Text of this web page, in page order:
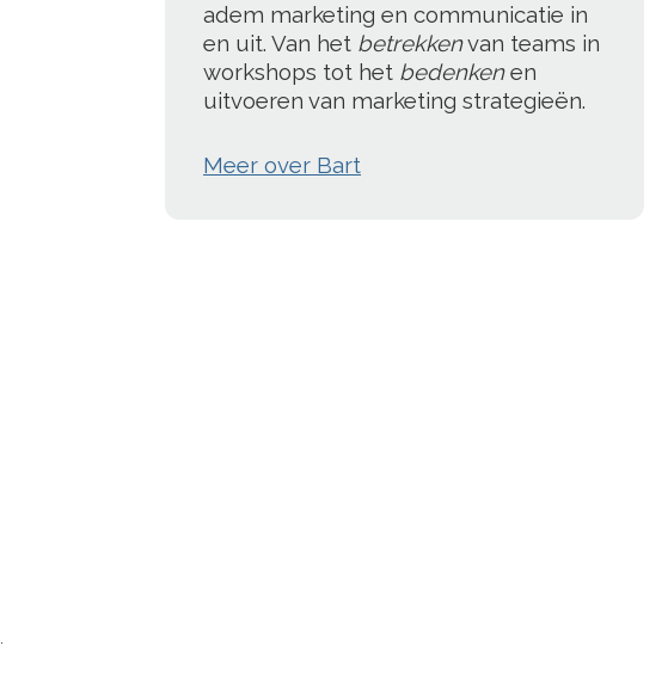
adem marketing en communicatie in
en uit. Van het betrekkenvan teams in
workshops tot het bedenkenen
uitvoeren van marketing strategieën.
Meer over Bart